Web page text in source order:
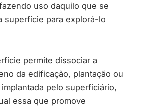
uso daquilo que se
superfície para explorá-lo
permite dissociar a
da edificação, plantação ou
pelo superficiário,
essa que promove